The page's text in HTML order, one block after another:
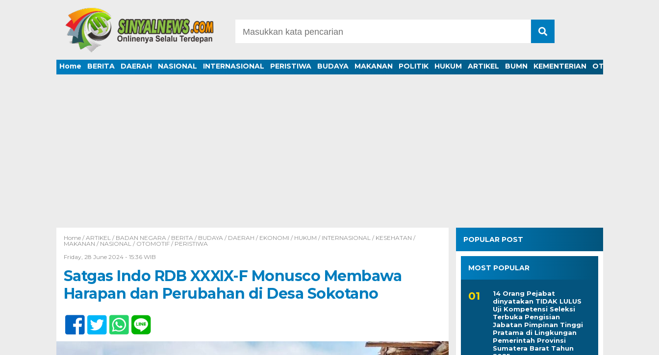
Home BERITA DAERAH NASIONAL INTERNASIONAL PERISTIWA BUDAYA MAKANAN POLITIK HUKUM ARTIKEL BUMN KEMENTERIAN OTOMOTIF
Home / ARTIKEL/ BADAN NEGARA/ BERITA/ BUDAYA/ DAERAH / EKONOMI / HUKUM / INTERNASIONAL/ KESEHATAN /
MAKANAN / NASIONAL/ OTOMOTIF/ PERISTIWA
Friday, 28 June 2024 - 15:36 WIB
Satgas Indo RDB XXXIX-F Monusco Membawa
Harapan dan Perubahan di Desa Sokotano
POPULAR POST
MOST POPULAR
14 Orang Pejabat
dinyatakan TIDAK LULUS
Uji Kompetensi Seleksi
Terbuka Pengisian
Jabatan Pimpinan Tinggi
Pratama di Lingkungan
Pemerintah Provinsi
Sumatera Barat Tahun